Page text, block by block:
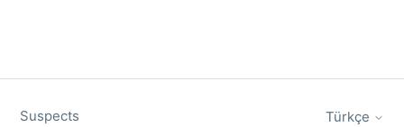
Suspects Türkçe